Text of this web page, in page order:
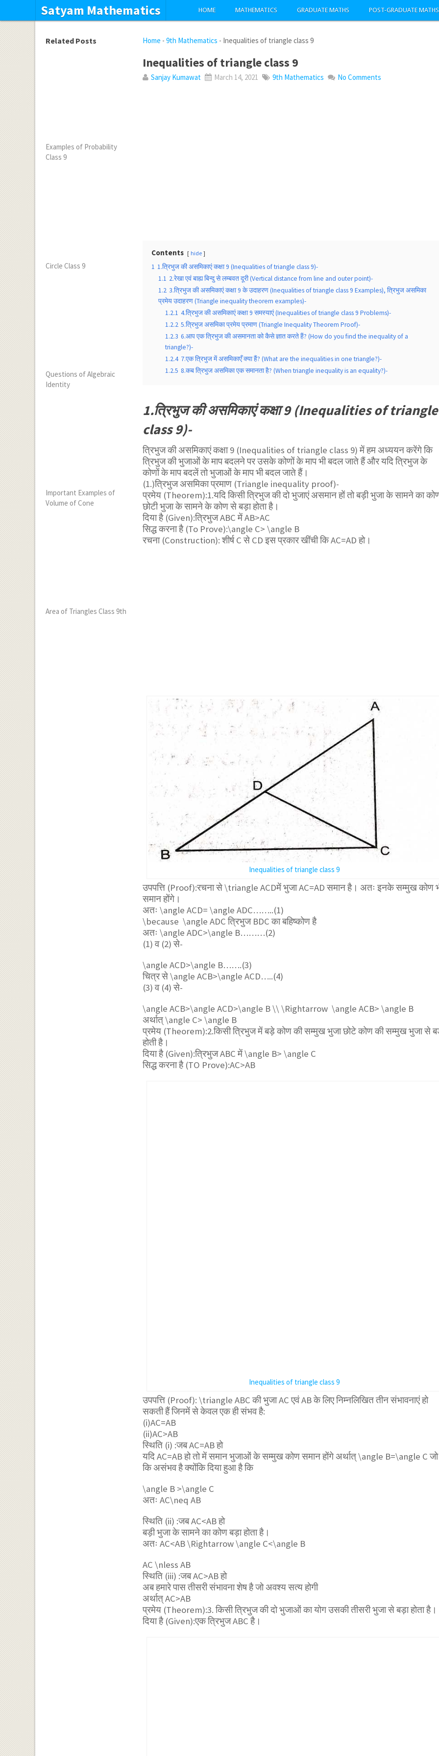
Satyam Mathematics HOME MATHEMATICS GRADUATE MATHS POST-GRADUATE MATHS
Home -9th Mathematics - Inequalities of triangle class 9
Inequalities of triangle class 9
Sanjay Kumawat March 14, 2021 9th Mathematics No Comments
Contents hide
1 1.त्रिभुज की असमिकाएं कक्षा 9 (Inequalities of triangle class 9)-
1.1 2.रेखा एवं बाह्य बिन्दु से लम्बवत दूरी (Vertical distance from line and outer point)-
1.2 3.त्रिभुज की असमिकाएं कक्षा 9 के उदाहरण (Inequalities of triangle class 9 Examples), त्रिभुज असमिका
प्रमेय उदाहरण (Triangle inequality theorem examples)-
1.2.1 4.त्रिभुज की असमिकाएं कक्षा 9 समस्याएं (Inequalities of triangle class 9 Problems)-
1.2.2 5.त्रिभुज असमिका प्रमेय प्रमाण (Triangle Inequality Theorem Proof)-
1.2.3 6.आप एक त्रिभुज की असमानता को कैसे ज्ञात करते हैं? (How do you find the inequality of a
triangle?)-
1.2.4 7.एक त्रिभुज में असमिकाएँ क्या हैं? (What are the inequalities in one triangle?)-
1.2.5 8.कब त्रिभुज असमिका एक समानता है? (When triangle inequality is an equality?)-
1.त्रिभुज की असमिकाएं कक्षा 9 (Inequalities of triangle
class 9)-
त्रिभुज की असमिकाएं कक्षा 9 (Inequalities of triangle class 9) में हम अध्ययन करेंगे कि
त्रिभुज की भुजाओं के माप बदलने पर उसके कोणों के माप भी बदल जाते हैं और यदि त्रिभुज के
कोणों के माप बदलें तो भुजाओं के माप भी बदल जाते हैं।
(1.)त्रिभुज असमिका प्रमाण (Triangle inequality proof)-
प्रमेय (Theorem):1.यदि किसी त्रिभुज की दो भुजाएं असमान हों तो बड़ी भुजा के सामने का
छोटी भुजा के सामने के कोण से बड़ा होता है।
दिया है (Given):त्रिभुज ABC मेंAB>AC
सिद्ध करना है (To Prove):\angle C> \angle B
रचना (Construction): शीर्ष C से CD इस प्रकार खींची कि AC=AD हो।
Inequalities of triangle class 9
उपपत्ति (Proof):रचना से\triangle ACDमें भुजा AC=AD समान है। अतः इनके सम्मुख कोण
समान होंगे।
अतः \angle ACD= \angle ADC……..(1)
\because \angle ADCत्रिभुज BDC का बहिष्कोण है
अतः\angle ADC>\angle B………(2)
(1) व (2) से-
\angle ACD>\angle B…….(3)
चित्र से\angle ACB>\angle ACD…..(4)
(3) व (4) से-
\angle ACB>\angle ACD>\angle B \\ \Rightarrow \angle ACB> \angle B
अर्थात्\angle C> \angle B
प्रमेय (Theorem):2.किसी त्रिभुज में बड़े कोण की सम्मुख भुजा छोटे कोण की सम्मुख भुजा से
होती है।
दिया है (Given):त्रिभुज ABC में\angle B> \angle C
सिद्ध करना है (TO Prove):AC>AB
Inequalities of triangle class 9
उपपत्ति (Proof):\triangle ABC की भुजा AC एवं AB के लिए निम्नलिखित तीन संभावनाएं हो
सकती हैं जिनमें से केवल एक ही संभव है:
(i)AC=AB
(ii)AC>AB
स्थिति (i) :जब AC=AB हो
यदि AC=AB हो तो में समान भुजाओं के सम्मुख कोण समान होंगे अर्थात्\angle B=\angle C जो
कि असंभव है क्योंकि दिया हुआ है कि
\angle B >\angle C
अतःAC\neq AB
स्थिति (ii) :जब AC<AB हो
बड़ी भुजा के सामने का कोण बड़ा होता है।
अतःAC<AB \Rightarrow \angle C<\angle B
AC \nless AB
स्थिति (iii) :जब AC>AB हो
अब हमारे पास तीसरी संभावना शेष है जो अवश्य सत्य होगी
अर्थात् AC>AB
प्रमेय (Theorem):3. किसी त्रिभुज की दो भुजाओं का योग उसकी तीसरी भुजा से बड़ा होता है।
दिया है (Given):एक त्रिभुज ABC है।
Related Posts
Examples of Probability
Class 9
Circle Class 9
Questions of Algebraic
Identity
Important Examples of
Volume of Cone
Area of Triangles Class 9th